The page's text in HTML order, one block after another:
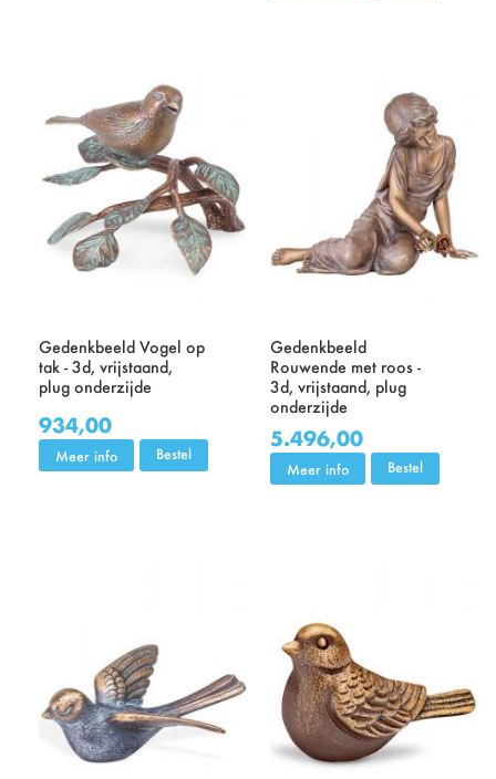
Gedenkbeeld Vogel op
tak - 3d, vrijstaand,
plug onderzijde
934,00
Meer info Bestel
Gedenkbeeld
Rouwende met roos -
3d, vrijstaand, plug
onderzijde
5.496,00
Meer info Bestel